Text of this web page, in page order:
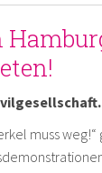
muss